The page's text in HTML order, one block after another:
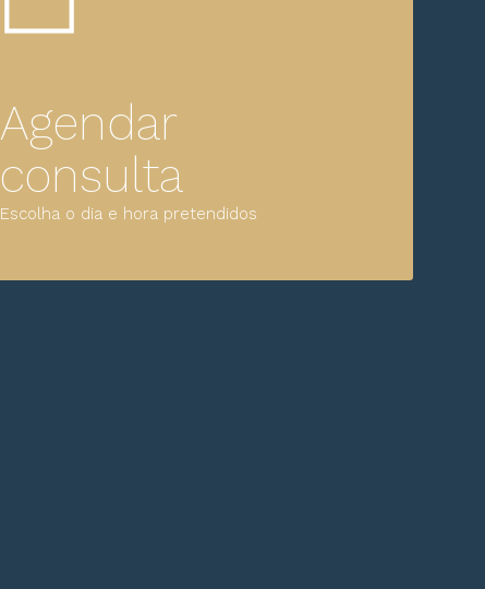
Agendar
consulta
Escolha o dia e hora pretendidos